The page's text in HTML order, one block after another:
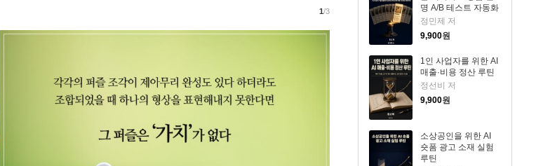
명 A/B 테스트 자동화
정민제 저
9,900원
1인 사업자를 위한 AI
매출·비용 정산 루틴
정선비 저
9,900원
소상공인을 위한 AI
숏폼 광고 소재 실험
루틴
1/3